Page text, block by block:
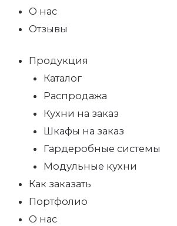
О нас
Отзывы
Продукция
Каталог
Распродажа
Кухни на заказ
Шкафы на заказ
Гардеробные системы
Модульные кухни
Как заказать
Портфолио
О нас